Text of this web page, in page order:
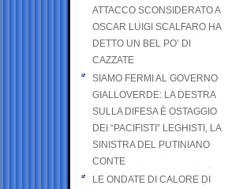
ATTACCO SCONSIDERATO A
OSCAR LUIGI SCALFARO HA
DETTO UN BEL PO’ DI
CAZZATE
SIAMO FERMI AL GOVERNO
GIALLOVERDE: LA DESTRA
SULLA DIFESA È OSTAGGIO
DEI “PACIFISTI” LEGHISTI, LA
SINISTRA DEL PUTINIANO
CONTE
LE ONDATE DI CALORE DI